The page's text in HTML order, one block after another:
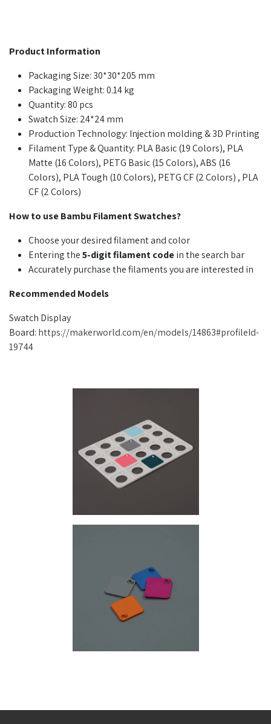
Product Information
Packaging Size: 30*30*205 mm
Packaging Weight: 0.14 kg
Quantity: 80 pcs
Swatch Size: 24*24 mm
Production Technology: Injection molding & 3D Printing
Filament Type & Quantity: PLA Basic (19 Colors), PLA
Matte (16 Colors), PETG Basic (15 Colors), ABS (16
Colors), PLA Tough (10 Colors), PETG CF (2 Colors) , PLA
CF (2 Colors)
How to use Bambu Filament Swatches?
Choose your desired filament and color
Entering the5-digit filament codein the search bar
Accurately purchase the filaments you are interested in
Recommended Models
Swatch Display
Board: https://makerworld.com/en/models/14863#profileId-
19744